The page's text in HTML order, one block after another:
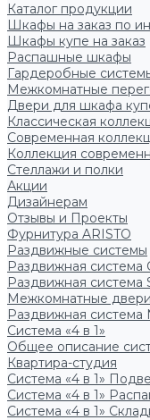
Каталог продукции
Шкафы на заказ по
Шкафы купе на заказ
Распашные шкафы
Гардеробные
Межкомнатные
Двери для шкафа
Классическая
Современная
Коллекция
Стеллажи и полки
Акции
Дизайнерам
Отзывы и Проекты
Фурнитура ARISTO
Раздвижные системы
Раздвижная система
Раздвижная система
Межкомнатные
Раздвижная система
Система «4 в 1»
Общее описание
Квартира-студия
Система «4 в 1»
Система «4 в 1»
Система «4 в 1»